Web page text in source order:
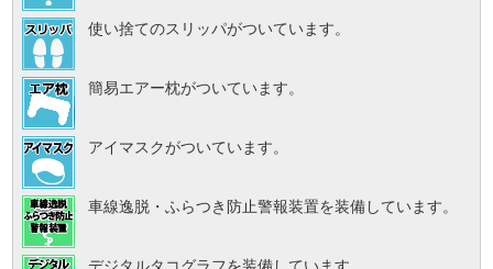
使い捨てのスリッパがついています。
簡易エアー枕がついています。
アイマスクがついています。
車線逸脱・ふらつき防止警報装置を装備しています。